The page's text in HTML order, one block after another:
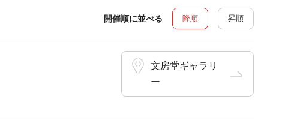
開催順に並べる 降順 昇順
文房堂ギャラリ
ー